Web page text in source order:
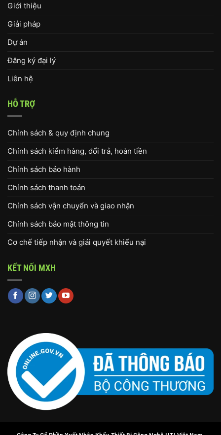
Giới thiệu
Giải pháp
Dự án
Đăng ký đại lý
Liên hệ
HỖ TRỢ
Chính sách & quy định chung
Chính sách kiểm hàng, đổi trả, hoàn tiền
Chính sách bảo hành
Chính sách thanh toán
Chính sách vận chuyển và giao nhận
Chính sách bảo mật thông tin
Cơ chế tiếp nhận và giải quyết khiếu nại
KẾT NỐI MXH